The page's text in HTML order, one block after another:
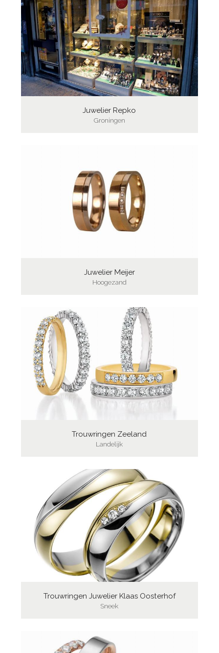
Juwelier Repko
Groningen
Juwelier Meijer
Hoogezand
Trouwringen Zeeland
Landelijk
Trouwringen Juwelier Klaas Oosterhof
Sneek